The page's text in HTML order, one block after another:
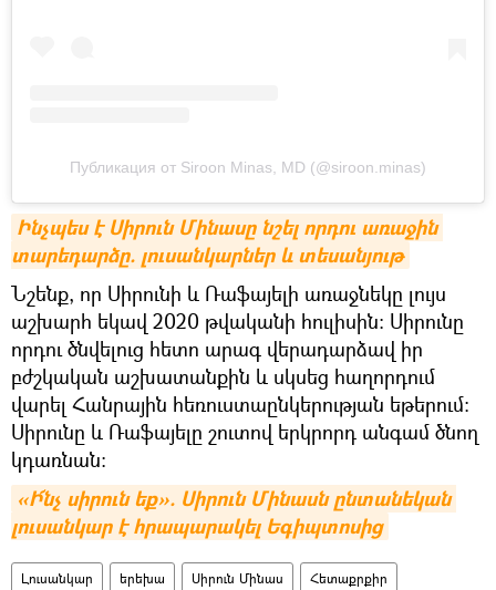
Публикация от Siroon Minas, MD (@siroon.minas)
Ինչպես է Սիրուն Մինասը նշել որդու առաջին
տարեդարձը. լուսանկարներ և տեսանյութ
Նշենք, որ Սիրունի և Ռաֆայելի առաջնեկը լույս
աշխարհ եկավ 2020 թվականի հուլիսին։ Սիրունը
որդու ծնվելուց հետո արագ վերադարձավ իր
բժշկական աշխատանքին և սկսեց հաղորդում
վարել Հանրային հեռուստաընկերության եթերում։
Սիրունը և Ռաֆայելը շուտով երկրորդ անգամ ծնող
կդառնան։
«Ի՜նչ սիրուն եք». Սիրուն Մինասն ընտանեկան
լուսանկար է հրապարակել Եգիպտոսից
Լուսանկար երեխա Սիրուն Մինաս Հետաքրքիր